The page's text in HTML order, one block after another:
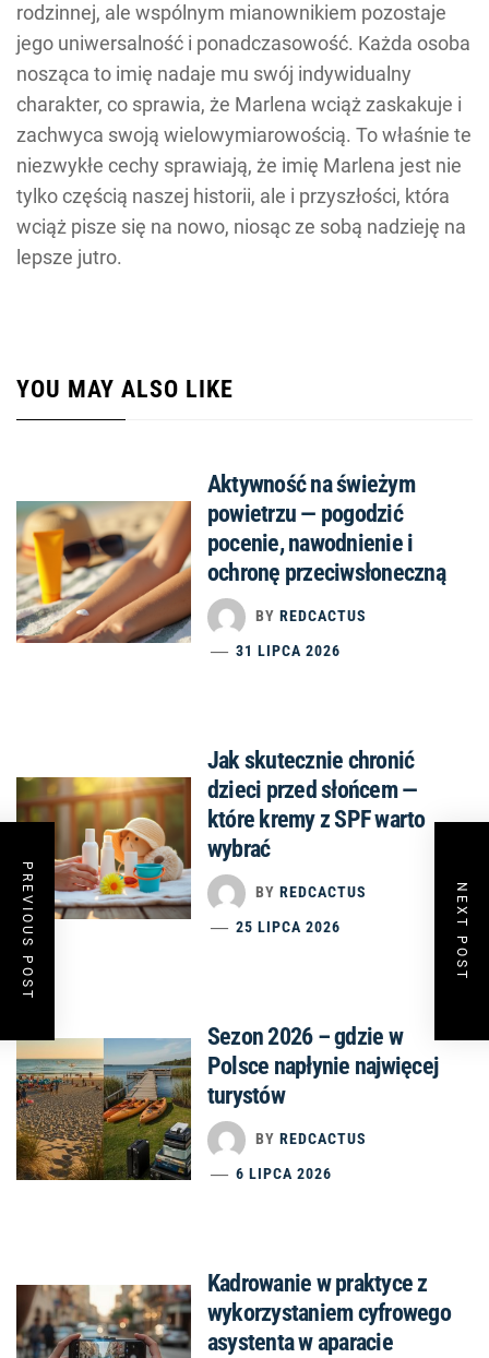
rodzinnej, ale wspólnym mianownikiem pozostaje
jego uniwersalność i ponadczasowość. Każda osoba
nosząca to imię nadaje mu swój indywidualny
charakter, co sprawia, że Marlena wciąż zaskakuje i
zachwyca swoją wielowymiarowością. To właśnie te
niezwykłe cechy sprawiają, że imię Marlena jest nie
tylko częścią naszej historii, ale i przyszłości, która
wciąż pisze się na nowo, niosąc ze sobą nadzieję na
lepsze jutro.
YOU MAY ALSO LIKE
Aktywność na świeżym
powietrzu — pogodzić
pocenie, nawodnienie i
ochronę przeciwsłoneczną
BY REDCACTUS
31 LIPCA 2026
Jak skutecznie chronić
dzieci przed słońcem —
które kremy z SPF warto
wybrać
BY REDCACTUS
25 LIPCA 2026
Sezon 2026 – gdzie w
Polsce napłynie najwięcej
turystów
BY REDCACTUS
6 LIPCA 2026
Kadrowanie w praktyce z
wykorzystaniem cyfrowego
asystenta w aparacie
PREVIOUS POST NEXT POST